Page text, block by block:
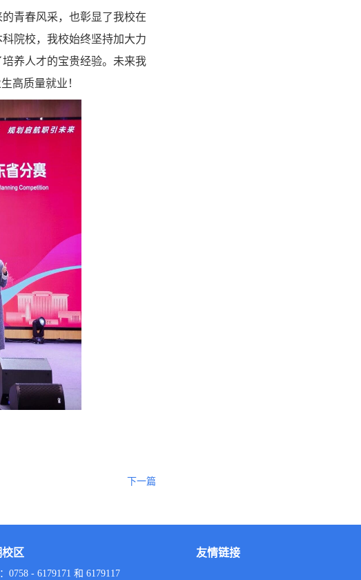
青春风采，也彰显了我校在
院校，我校始终坚持加大力
养人才的宝贵经验。未来我
高质量就业！
下一篇
区
0758 - 6179171 和 6179117
友情链接